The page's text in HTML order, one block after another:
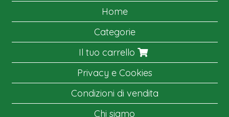
Home
Categorie
Il tuo carrello
Privacy e Cookies
Condizioni di vendita
Chi siamo